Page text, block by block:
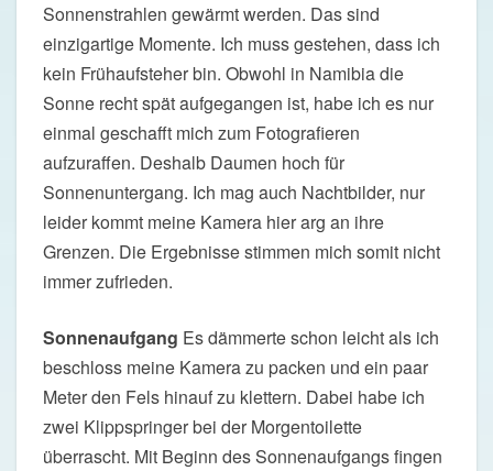
Sonnenstrahlen gewärmt werden. Das sind
einzigartige Momente. Ich muss gestehen, dass ich
kein Frühaufsteher bin. Obwohl in Namibia die
Sonne recht spät aufgegangen ist, habe ich es nur
einmal geschafft mich zum Fotografieren
aufzuraffen. Deshalb Daumen hoch für
Sonnenuntergang. Ich mag auch Nachtbilder, nur
leider kommt meine Kamera hier arg an ihre
Grenzen. Die Ergebnisse stimmen mich somit nicht
immer zufrieden.
Sonnenaufgang Es dämmerte schon leicht als ich
beschloss meine Kamera zu packen und ein paar
Meter den Fels hinauf zu klettern. Dabei habe ich
zwei Klippspringer bei der Morgentoilette
überrascht. Mit Beginn des Sonnenaufgangs fingen